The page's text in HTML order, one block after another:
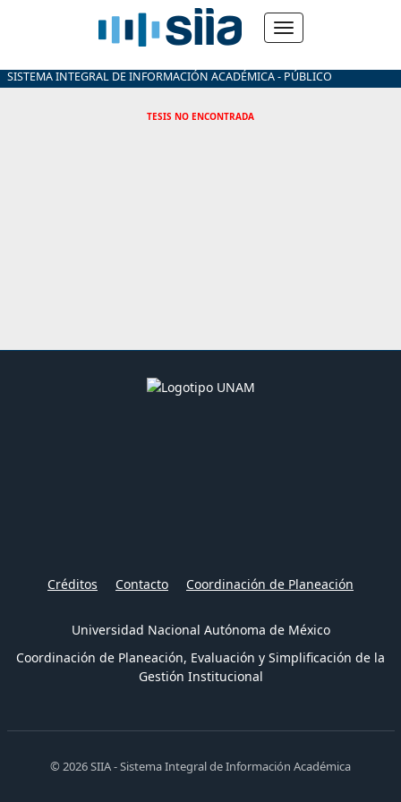
SISTEMA INTEGRAL DE INFORMACIÓN ACADÉMICA - PÚBLICO
TESIS NO ENCONTRADA
Créditos Contacto Coordinación de Planeación
Universidad Nacional Autónoma de México
Coordinación de Planeación, Evaluación y Simplificación de la
Gestión Institucional
© 2026 SIIA - Sistema Integral de Información Académica